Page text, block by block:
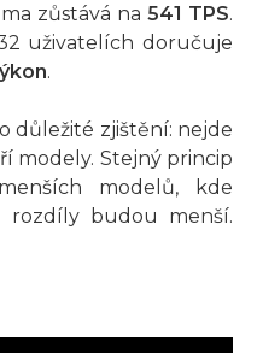
zůstává na 541 TPS.
uživatelích doručuje
.
důležité zjištění: nejde
modely. Stejný princip
modelů, kde
rozdíly budou menší.